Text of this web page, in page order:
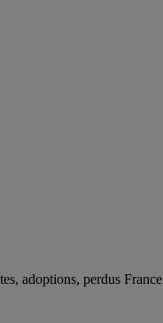
adoptions, perdus France